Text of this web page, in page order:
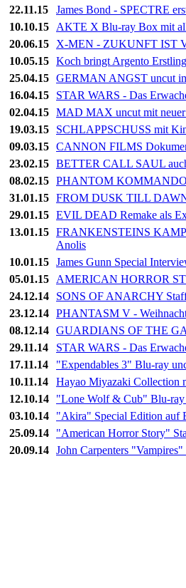
22.11.15
James Bond - SPECTRE
10.10.15
AKTE X Blu-ray Box mit
20.06.15
X-MEN - ZUKUNFT IST
10.05.15 Koch bringt Argento
25.04.15 GERMAN ANGST uncut
16.04.15
STAR WARS - Das
02.04.15 MAD MAX uncut mit neuer
19.03.15
SCHLAPPSCHUSS mit
09.03.15 CANNON FILMS
23.02.15 BETTER CALL SAUL
08.02.15 PHANTOM KOMMANDO
31.01.15 FROM DUSK TILL
29.01.15 EVIL DEAD Remake als
13.01.15 FRANKENSTEINS
Anolis
10.01.15 James Gunn Special
05.01.15
AMERICAN HORROR
24.12.14
SONS OF ANARCHY
23.12.14 PHANTASM V -
08.12.14 GUARDIANS OF THE
29.11.14
STAR WARS - Das
17.11.14
"Expendables 3" Blu-ray
10.11.14
Hayao Miyazaki Collection
12.10.14
"Lone Wolf & Cub" Blu-
03.10.14
"Akira" Special Edition auf
25.09.14
"American Horror Story"
20.09.14 John Carpenters